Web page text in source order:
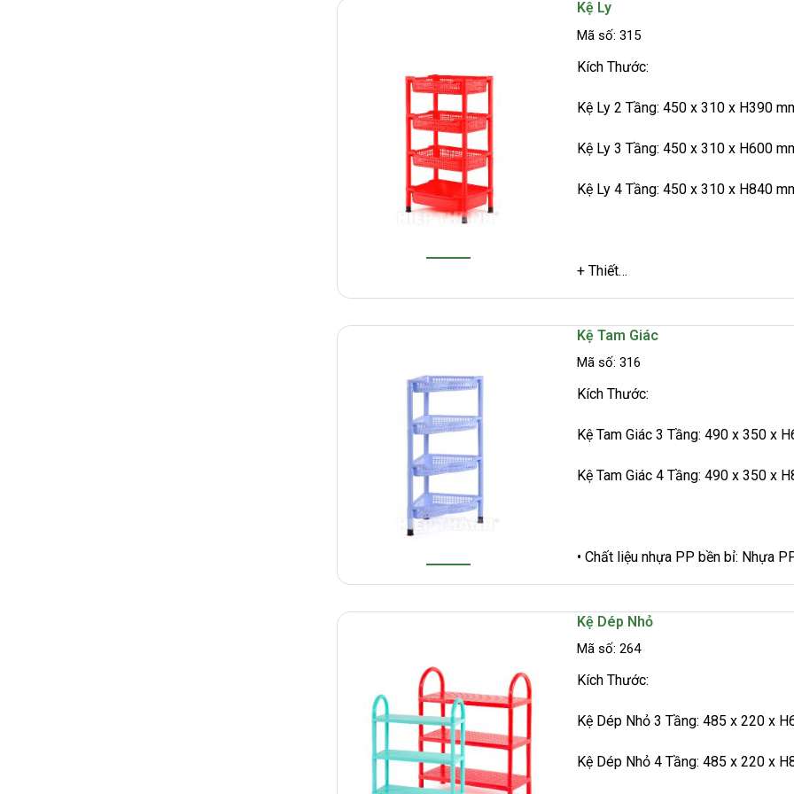
Kệ Ly
Mã số: 315
Kích Thước:
Kệ Ly 2 Tầng: 450 x 310 x H390
Kệ Ly 3 Tầng: 450 x 310 x H600
Kệ Ly 4 Tầng: 450 x 310 x H840
+ Thiết…
Kệ Tam Giác
Mã số: 316
Kích Thước:
Kệ Tam Giác 3 Tầng: 490 x 350 x
Kệ Tam Giác 4 Tầng: 490 x 350 x
• Chất liệu nhựa PP bền bỉ: Nhựa
Kệ Dép Nhỏ
Mã số: 264
Kích Thước:
Kệ Dép Nhỏ 3 Tầng: 485 x 220 x
Kệ Dép Nhỏ 4 Tầng: 485 x 220 x